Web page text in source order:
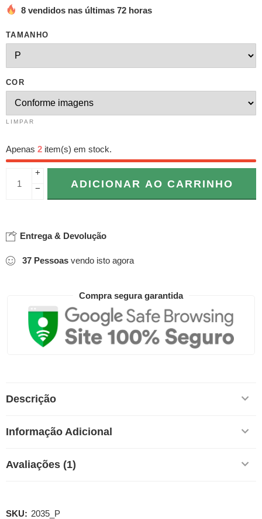
8 vendidos nas últimas 72 horas
TAMANHO
COR
LIMPAR
Apenas 2 item(s) em stock.
+
−
ADICIONAR AO CARRINHO
Entrega & Devolução
37 Pessoas vendo isto agora
Compra segura garantida
Descrição
Informação Adicional
Avaliações (1)
SKU: 2035_P